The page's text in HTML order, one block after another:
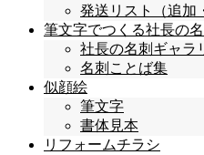
発送リスト（追加
筆文字でつくる社長の
社長の名刺ギャラ
名刺ことば集
似顔絵
筆文字
書体見本
リフォームチラシ